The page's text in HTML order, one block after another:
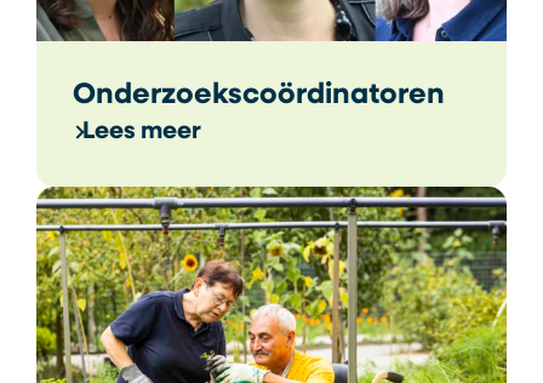
Onderzoekscoördinatoren
Lees meer